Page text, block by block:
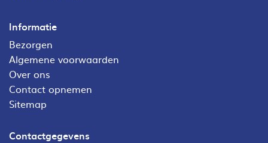
Informatie
Bezorgen
Algemene voorwaarden
Over ons
Contact opnemen
Sitemap
Contactgegevens